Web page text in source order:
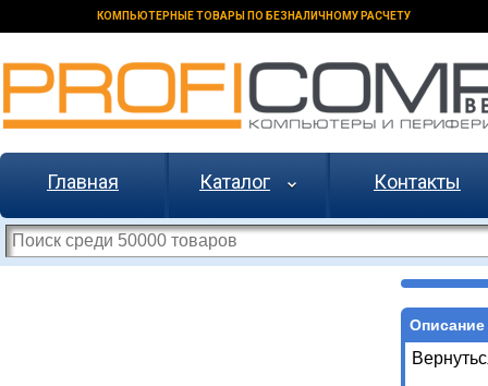
КОМПЬЮТЕРНЫЕ ТОВАРЫ ПО БЕЗНАЛИЧНОМУ РАСЧЕТУ
Главная Каталог Контакты
Описание